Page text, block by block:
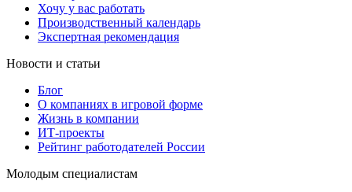
Хочу у вас работать
Производственный календарь
Экспертная рекомендация
Новости и статьи
Блог
О компаниях в игровой форме
Жизнь в компании
ИТ-проекты
Рейтинг работодателей России
Молодым специалистам